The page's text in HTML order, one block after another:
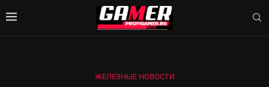
ЖЕЛЕЗНЫЕ НОВОСТИ